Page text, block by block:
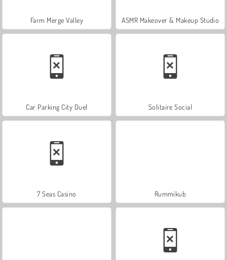
Farm Merge Valley ASMR Makeover & Makeup Studio
Car Parking City Duel Solitaire Social
7 Seas Casino Rummikub